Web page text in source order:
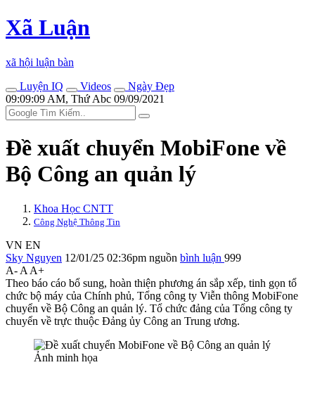
Xã Luận
xã hội luận bàn
Luyện IQ
Videos
Ngày Đẹp
09:09:09 AM, Thứ Abc 09/09/2021
Đề xuất chuyển MobiFone về
Bộ Công an quản lý
Khoa Học CNTT
Công Nghệ Thông Tin
VN EN
Sky Nguyen 12/01/25 02:36pm nguồn bình luận 999
A- A A+
Theo báo cáo bổ sung, hoàn thiện phương án sắp xếp, tinh gọn tổ
chức bộ máy của Chính phủ, Tổng công ty Viễn thông MobiFone
chuyển về Bộ Công an quản lý. Tổ chức đảng của Tổng công ty
chuyển về trực thuộc Đảng ủy Công an Trung ương.
Ảnh minh họa